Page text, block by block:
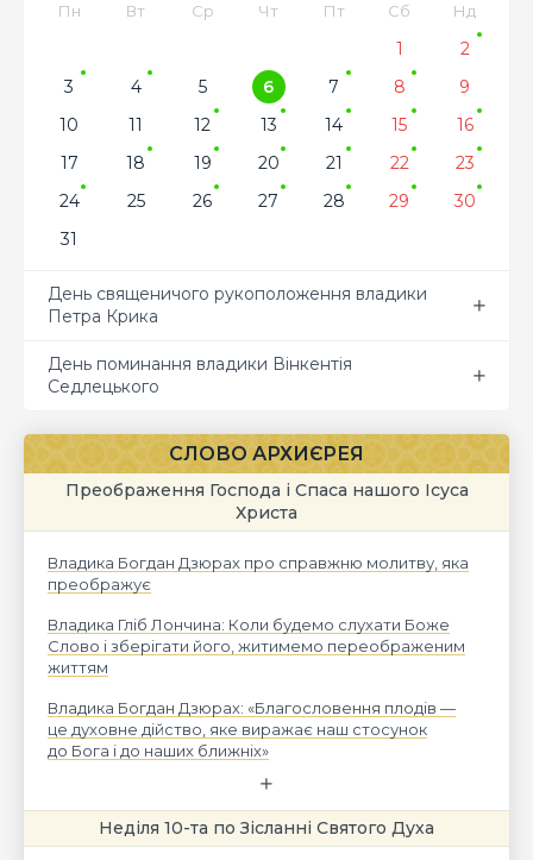
Пн Вт Ср Чт Пт Сб Нд
1
2
3
4 5 6 7 8
9
10
11 12 13 14 15
16
17
18 19 20 21 22
23
24
25 26 27 28 29
30
31
День священичого рукоположення владики
Петра Крика
День поминання владики Вінкентія
Седлецького
СЛОВО АРХИЄРЕЯ
Преображення Господа і Спаса нашого Ісуса
Христа
Владика Богдан Дзюрах про справжню молитву, яка
преображує
Владика Гліб Лончина: Коли будемо слухати Боже
Слово і зберігати його, житимемо переображеним
життям
Владика Богдан Дзюрах: «Благословення плодів —
це духовне дійство, яке виражає наш стосунок
до Бога і до наших ближніх»
Неділя 10-та по Зісланні Святого Духа